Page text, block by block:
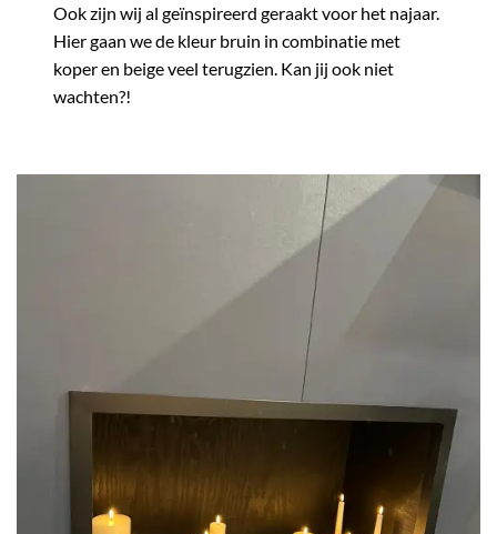
Ook zijn wij al geïnspireerd geraakt voor het najaar.
Hier gaan we de kleur bruin in combinatie met
koper en beige veel terugzien. Kan jij ook niet
wachten?!